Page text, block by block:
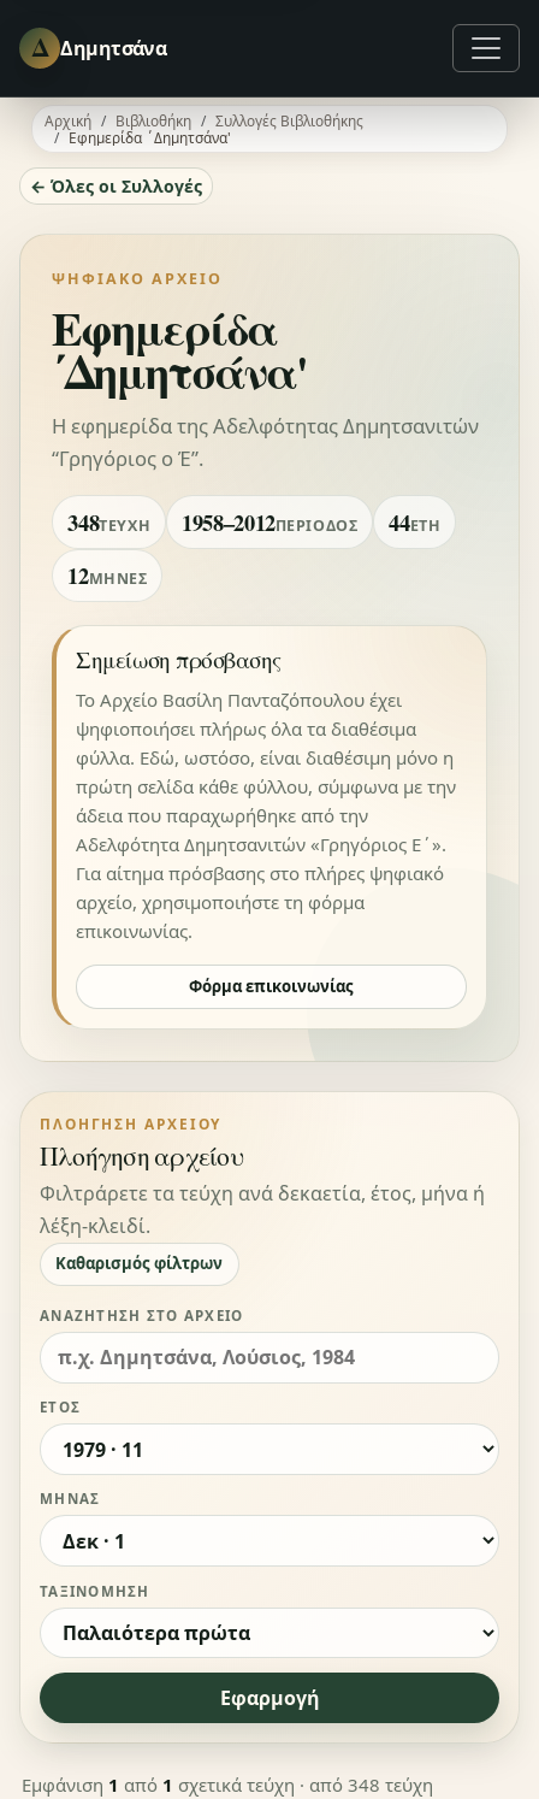
Δ Δημητσάνα
Αρχική Βιβλιοθήκη
Συλλογές Βιβλιοθήκης
Εφημερίδα ΄Δημητσάνα'
← Όλες οι Συλλογές
ΨΗΦΙΑΚΌ ΑΡΧΕΊΟ
Εφημερίδα
΄Δημητσάνα'
Η εφημερίδα της Αδελφότητας Δημητσανιτών
“Γρηγόριος ο Έ”.
348ΤΕΎΧΗ 1958–2012ΠΕΡΊΟΔΟΣ 44ΈΤΗ
12ΜΉΝΕΣ
Σημείωση πρόσβασης
Το Αρχείο Βασίλη Πανταζόπουλου έχει
ψηφιοποιήσει πλήρως όλα τα διαθέσιμα
φύλλα. Εδώ, ωστόσο, είναι διαθέσιμη μόνο η
πρώτη σελίδα κάθε φύλλου, σύμφωνα με την
άδεια που παραχωρήθηκε από την
Αδελφότητα Δημητσανιτών «Γρηγόριος Ε΄».
Για αίτημα πρόσβασης στο πλήρες ψηφιακό
αρχείο, χρησιμοποιήστε τη φόρμα
επικοινωνίας.
Φόρμα επικοινωνίας
ΠΛΟΉΓΗΣΗ ΑΡΧΕΊΟΥ
Πλοήγηση αρχείου
Φιλτράρετε τα τεύχη ανά δεκαετία, έτος, μήνα ή
λέξη-κλειδί.
Καθαρισμός φίλτρων
ΑΝΑΖΉΤΗΣΗ ΣΤΟ ΑΡΧΕΊΟ
ΈΤΟΣ
ΜΉΝΑΣ
ΤΑΞΙΝΌΜΗΣΗ
Εφαρμογή
Εμφάνιση 1 από 1 σχετικά τεύχη · από 348 τεύχη